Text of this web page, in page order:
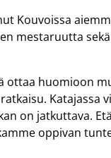
Kouvoissa
mestaruutta
ottaa huomioon
Katajassa
on jatkuttava.
oppivan